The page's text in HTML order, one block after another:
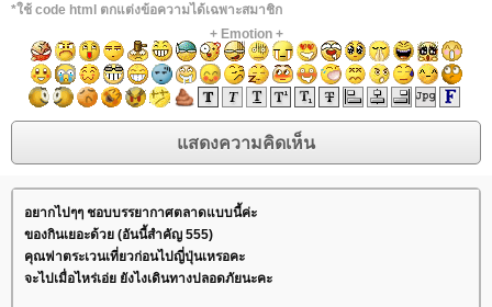
*ใช้ code html ตกแต่งข้อความได้เฉพาะสมาชิก
+ Emotion+
อยากไปๆๆ ชอบบรรยากาศตลาดแบบนี้ค่ะ
ของกินเยอะด้วย (อันนี้สำคัญ 555)
คุณฟาตระเวนเที่ยวก่อนไปญี่ปุ่นเหรอคะ
จะไปเมื่อไหร่เอ่ย ยังไงเดินทางปลอดภัยนะคะ